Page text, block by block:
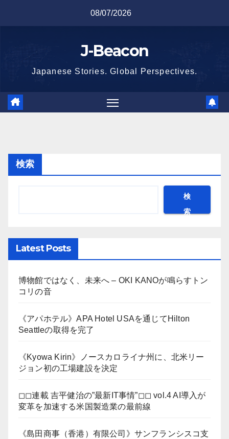
08/07/2026
J-Beacon
Japanese Stories. Global Perspectives.
検索
検
索
Latest Posts
博物館ではなく、未来へ – OKI KANOが鳴らすトン
コリの音
《アパホテル》APA Hotel USAを通じてHilton
Seattleの取得を完了
《Kyowa Kirin》ノースカロライナ州に、北米リー
ジョン初の工場建設を決定
◻︎◻︎連載 吉平健治の”最新IT事情”◻︎◻︎ vol.4 AI導入が
変革を加速する米国製造業の最前線
《島田商事（香港）有限公司》サンフランシスコ支